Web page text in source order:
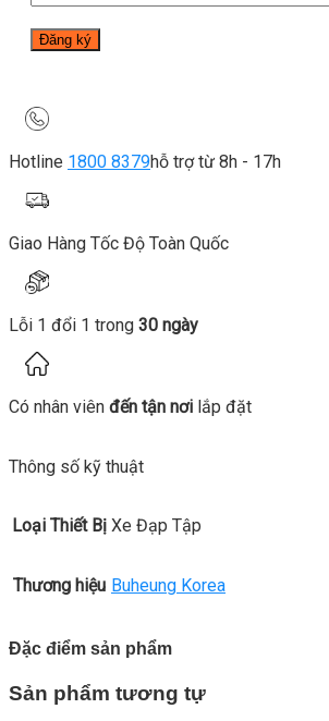
Hotline 1800 8379hỗ trợ từ 8h - 17h
Giao Hàng Tốc Độ Toàn Quốc
Lỗi 1 đổi 1 trong 30 ngày
Có nhân viên đến tận nơi lắp đặt
Thông số kỹ thuật
Loại Thiết Bị Xe Đạp Tập
Thương hiệu Buheung Korea
Đặc điểm sản phẩm
Sản phẩm tương tự